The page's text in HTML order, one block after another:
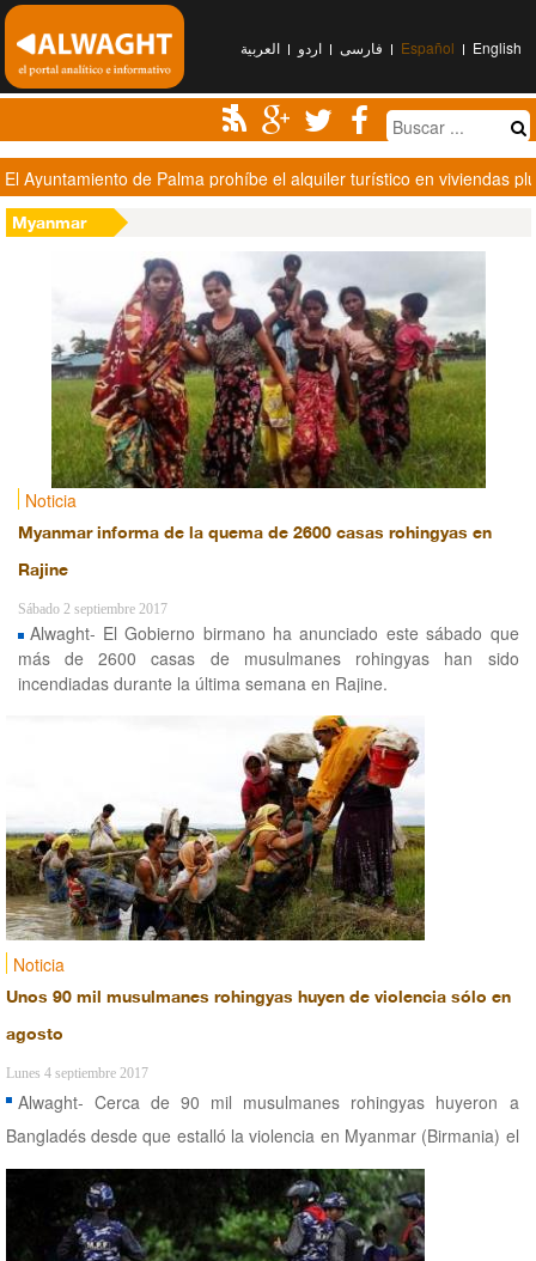
العربیة اردو فارسی Español English
Al-Houthi: EEUU y Arabia Saudí son responsables de la muerte de
Myanmar
Noticia
Myanmar informa de la quema de 2600 casas rohingyas en
Rajine
Sábado 2 septiembre 2017
Alwaght- El Gobierno birmano ha anunciado este sábado que
más de 2600 casas de musulmanes rohingyas han sido
incendiadas durante la última semana en Rajine.
Noticia
Unos 90 mil musulmanes rohingyas huyen de violencia sólo en
agosto
Lunes 4 septiembre 2017
Alwaght- Cerca de 90 mil musulmanes rohingyas huyeron a
Bangladés desde que estalló la violencia en Myanmar (Birmania) el
pasado mes de agosto.